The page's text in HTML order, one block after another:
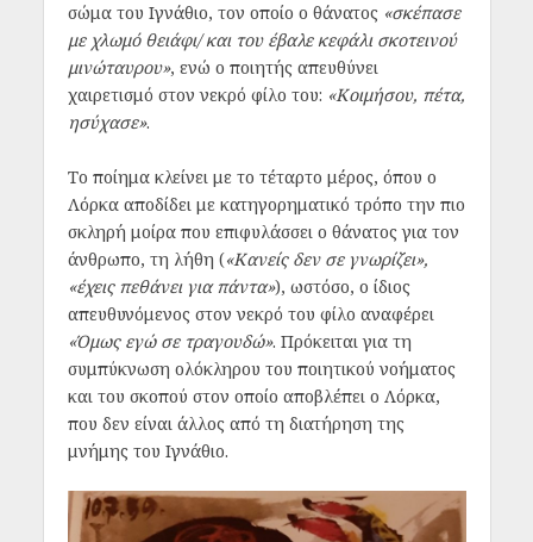
σώμα του Ιγνάθιο, τον οποίο ο θάνατος «σκέπασε
με χλωμό θειάφι/ και του έβαλε κεφάλι σκοτεινού
μινώταυρου», ενώ ο ποιητής απευθύνει
χαιρετισμό στον νεκρό φίλο του: «Κοιμήσου, πέτα,
ησύχασε».
Το ποίημα κλείνει με το τέταρτο μέρος, όπου ο
Λόρκα αποδίδει με κατηγορηματικό τρόπο την πιο
σκληρή μοίρα που επιφυλάσσει ο θάνατος για τον
άνθρωπο, τη λήθη («Κανείς δεν σε γνωρίζει»,
«έχεις πεθάνει για πάντα»), ωστόσο, ο ίδιος
απευθυνόμενος στον νεκρό του φίλο αναφέρει
«Όμως εγώ σε τραγουδώ». Πρόκειται για τη
συμπύκνωση ολόκληρου του ποιητικού νοήματος
και του σκοπού στον οποίο αποβλέπει ο Λόρκα,
που δεν είναι άλλος από τη διατήρηση της
μνήμης του Ιγνάθιο.